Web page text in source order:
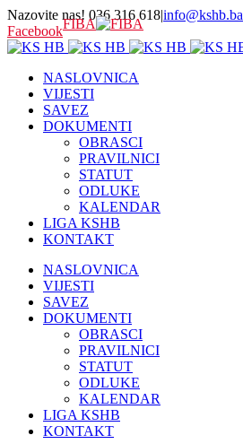
Nazovite nas! 036 316 618|info@kshb.ba
FacebookFIBA
NASLOVNICA
VIJESTI
SAVEZ
DOKUMENTI
OBRASCI
PRAVILNICI
STATUT
ODLUKE
KALENDAR
LIGA KSHB
KONTAKT
NASLOVNICA
VIJESTI
SAVEZ
DOKUMENTI
OBRASCI
PRAVILNICI
STATUT
ODLUKE
KALENDAR
LIGA KSHB
KONTAKT